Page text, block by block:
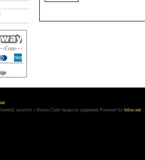
sportovi i fitness.Сите права се задржани Powered by leloo.net